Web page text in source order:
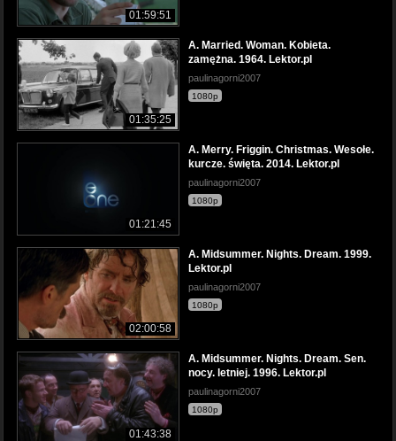
01:59:51
01:35:25
A. Married. Woman. Kobieta.
zamężna. 1964. Lektor.pl
paulinagorni2007
1080p
01:21:45
A. Merry. Friggin. Christmas. Wesołe.
kurcze. święta. 2014. Lektor.pl
paulinagorni2007
1080p
02:00:58
A. Midsummer. Nights. Dream. 1999.
Lektor.pl
paulinagorni2007
1080p
01:43:38
A. Midsummer. Nights. Dream. Sen.
nocy. letniej. 1996. Lektor.pl
paulinagorni2007
1080p